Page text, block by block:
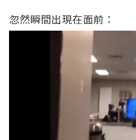
忽然瞬間出現在面前：